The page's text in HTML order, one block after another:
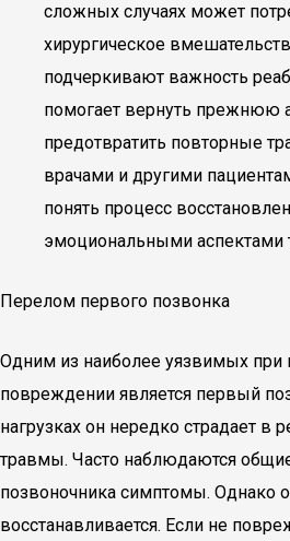
сложных случаях может
хирургическое
подчеркивают важность
помогает вернуть прежнюю
предотвратить повторные
врачами и другими
понять процесс
эмоциональными аспектами
Перелом первого позвонка
Одним из наиболее уязвимых при
повреждении является первый
нагрузках он нередко страдает в
травмы. Часто наблюдаются
позвоночника симптомы. Однако
восстанавливается. Если не